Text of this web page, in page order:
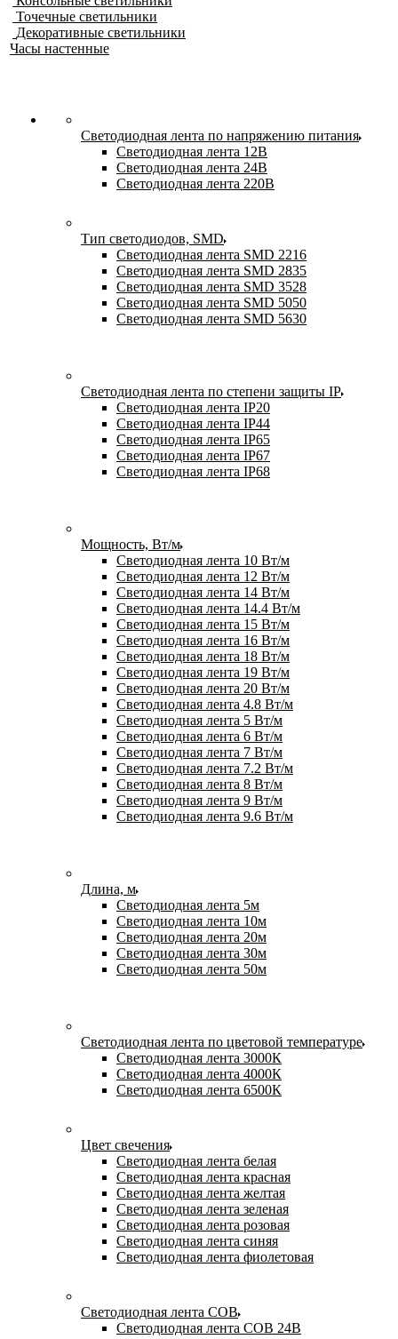
Точечные светильники
Декоративные светильники
Часы настенные
Светодиодная лента по напряжению питания
Светодиодная лента 12В
Светодиодная лента 24В
Светодиодная лента 220В
Тип светодиодов, SMD
Cветодиодная лента SMD 2216
Светодиодная лента SMD 2835
Светодиодная лента SMD 3528
Светодиодная лента SMD 5050
Светодиодная лента SMD 5630
Светодиодная лента по степени защиты IP
Светодиодная лента IP20
Светодиодная лента IP44
Светодиодная лента IP65
Светодиодная лента IP67
Светодиодная лента IP68
Мощность, Вт/м
Светодиодная лента 10 Вт/м
Светодиодная лента 12 Вт/м
Светодиодная лента 14 Вт/м
Светодиодная лента 14.4 Вт/м
Светодиодная лента 15 Вт/м
Светодиодная лента 16 Вт/м
Светодиодная лента 18 Вт/м
Светодиодная лента 19 Вт/м
Светодиодная лента 20 Вт/м
Светодиодная лента 4.8 Вт/м
Светодиодная лента 5 Вт/м
Светодиодная лента 6 Вт/м
Светодиодная лента 7 Вт/м
Светодиодная лента 7.2 Вт/м
Светодиодная лента 8 Вт/м
Светодиодная лента 9 Вт/м
Светодиодная лента 9.6 Вт/м
Длина, м
Светодиодная лента 5м
Светодиодная лента 10м
Светодиодная лента 20м
Светодиодная лента 30м
Светодиодная лента 50м
Светодиодная лента по цветовой температуре
Светодиодная лента 3000К
Светодиодная лента 4000К
Светодиодная лента 6500К
Цвет свечения
Светодиодная лента белая
Светодиодная лента красная
Светодиодная лента желтая
Светодиодная лента зеленая
Светодиодная лента розовая
Светодиодная лента синяя
Светодиодная лента фиолетовая
Светодиодная лента COB
Светодиодная лента COB 24В